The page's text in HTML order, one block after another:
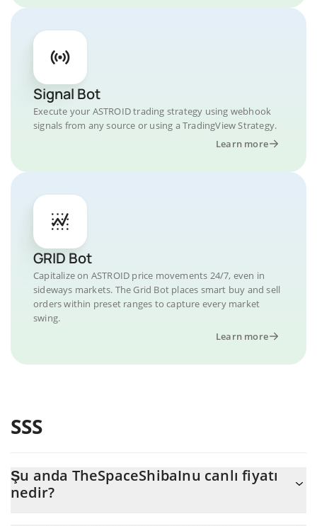
Signal Bot
Execute your ASTROID trading strategy using webhook
signals from any source or using a TradingView Strategy.
Learn more
GRID Bot
Capitalize on ASTROID price movements 24/7, even in
sideways markets. The Grid Bot places smart buy and sell
orders within preset ranges to capture every market
swing.
Learn more
SSS
Şu anda TheSpaceShibaInu canlı fiyatı
nedir?